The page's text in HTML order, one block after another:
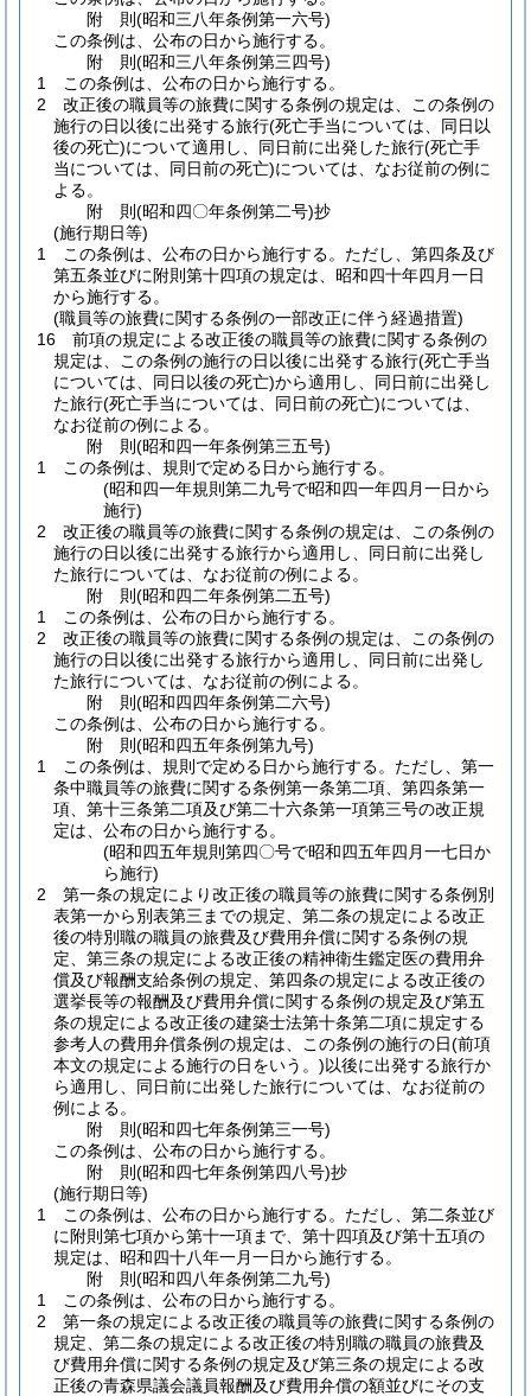
附 則(昭和三八年条例第一六号)
この条例は、公布の日から施行する。
附 則(昭和三八年条例第三四号)
1
この条例は、公布の日から施行する。
2
改正後の職員等の旅費に関する条例の規定は、この条例の
施行の日以後に出発する旅行(死亡手当については、同日以
後の死亡)について適用し、同日前に出発した旅行(死亡手
当については、同日前の死亡)については、なお従前の例に
よる。
附 則(昭和四〇年条例第二号)抄
(施行期日等)
1
この条例は、公布の日から施行する。 ただし、第四条及び
第五条並びに附則第十四項の規定は、昭和四十年四月一日
から施行する。
(職員等の旅費に関する条例の一部改正に伴う経過措置)
16
前項の規定による改正後の職員等の旅費に関する条例の
規定は、この条例の施行の日以後に出発する旅行(死亡手当
については、同日以後の死亡)から適用し、同日前に出発し
た旅行(死亡手当については、同日前の死亡)については、
なお従前の例による。
附 則(昭和四一年条例第三五号)
1
この条例は、規則で定める日から施行する。
(昭和四一年規則第二九号で昭和四一年四月一日から
施行)
2
改正後の職員等の旅費に関する条例の規定は、この条例の
施行の日以後に出発する旅行から適用し、同日前に出発し
た旅行については、なお従前の例による。
附 則(昭和四二年条例第二五号)
1
この条例は、公布の日から施行する。
2
改正後の職員等の旅費に関する条例の規定は、この条例の
施行の日以後に出発する旅行から適用し、同日前に出発し
た旅行については、なお従前の例による。
附 則(昭和四四年条例第二六号)
この条例は、公布の日から施行する。
附 則(昭和四五年条例第九号)
1
この条例は、規則で定める日から施行する。 ただし、第一
条中職員等の旅費に関する条例第一条第二項、第四条第一
項、第十三条第二項及び第二十六条第一項第三号の改正規
定は、公布の日から施行する。
(昭和四五年規則第四〇号で昭和四五年四月一七日か
ら施行)
2
第一条の規定により改正後の職員等の旅費に関する条例別
表第一から別表第三までの規定、第二条の規定による改正
後の特別職の職員の旅費及び費用弁償に関する条例の規
定、第三条の規定による改正後の精神衛生鑑定医の費用弁
償及び報酬支給条例の規定、第四条の規定による改正後の
選挙長等の報酬及び費用弁償に関する条例の規定及び第五
条の規定による改正後の建築士法第十条第二項に規定する
参考人の費用弁償条例の規定は、この条例の施行の日(前項
本文の規定による施行の日をいう。)以後に出発する旅行か
ら適用し、同日前に出発した旅行については、なお従前の
例による。
附 則(昭和四七年条例第三一号)
この条例は、公布の日から施行する。
附 則(昭和四七年条例第四八号)抄
(施行期日等)
1
この条例は、公布の日から施行する。 ただし、第二条並び
に附則第七項から第十一項まで、第十四項及び第十五項の
規定は、昭和四十八年一月一日から施行する。
附 則(昭和四八年条例第二九号)
1
この条例は、公布の日から施行する。
2
第一条の規定による改正後の職員等の旅費に関する条例の
規定、第二条の規定による改正後の特別職の職員の旅費及
び費用弁償に関する条例の規定及び第三条の規定による改
正後の青森県議会議員報酬及び費用弁償の額並びにその支